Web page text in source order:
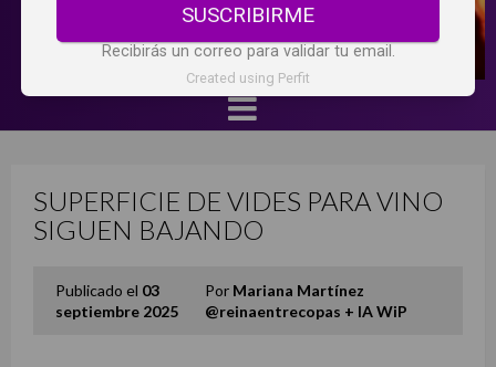
SUPERFICIE DE VIDES PARA VINO
SIGUEN BAJANDO
Publicado el 03
septiembre 2025
Por Mariana Martínez
@reinaentrecopas + IA WiP
SUSCRIBIRME
Recibirás un correo para validar tu email.
Created using Perfit